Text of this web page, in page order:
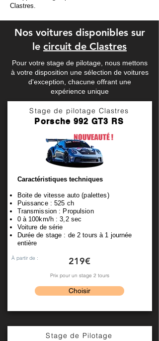
Clastres.
Nos voitures disponibles sur
le circuit de Clastres
Pour votre stage de pilotage, nous mettons
à votre disposition une sélection de voitures
d'exception, chacune offrant une
expérience unique
Stage de pilotage Clastres
Porsche 992 GT3 RS
Caractéristiques techniques
Boite de vitesse auto (palettes)
Puissance : 525 ch
Transmission : Propulsion
0 à 100km/h : 3,2 sec
Voiture de série
Durée de stage : de 2 tours à 1 journée
entière
À partir de : 219€
Prix pour un stage 2 tours
Choisir
Stage de Pilotage